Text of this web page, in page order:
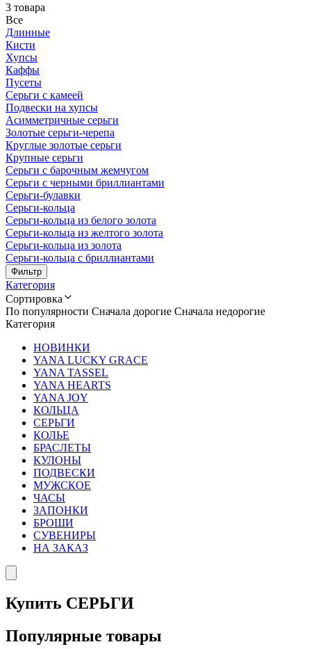
3 товара
Все
Длинные
Кисти
Хупсы
Каффы
Пусеты
Серьги с камеей
Подвески на хупсы
Асимметричные серьги
Золотые серьги-черепа
Круглые золотые серьги
Крупные серьги
Серьги с барочным жемчугом
Серьги с черными бриллиантами
Серьги-булавки
Серьги-кольца
Серьги-кольца из белого золота
Серьги-кольца из желтого золота
Серьги-кольца из золота
Серьги-кольца с бриллиантами
Фильтр
Категория
Сортировка
По популярности Сначала дорогие Сначала недорогие
Категория
НОВИНКИ
YANA LUCKY GRACE
YANA TASSEL
YANA HEARTS
YANA JOY
КОЛЬЦА
СЕРЬГИ
КОЛЬЕ
БРАСЛЕТЫ
КУЛОНЫ
ПОДВЕСКИ
МУЖСКОЕ
ЧАСЫ
ЗАПОНКИ
БРОШИ
СУВЕНИРЫ
НА ЗАКАЗ
Купить СЕРЬГИ
Популярные товары